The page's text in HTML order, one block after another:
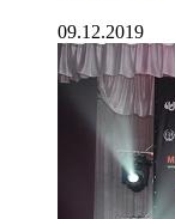
09.12.2019